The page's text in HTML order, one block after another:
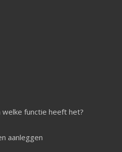
functie heeft het?
aanleggen